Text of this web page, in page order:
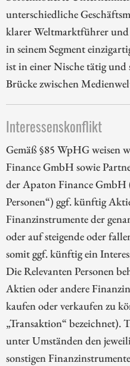
unterschiedliche
klarer Weltmarktführer
in seinem Segment
ist in einer Nische tätig und
Brücke zwischen
Interessenskonflikt
Gemäß §85 WpHG weisen
Finance GmbH sowie
der Apaton Finance GmbH
Personen“) ggf. künftig
Finanzinstrumente der
oder auf steigende oder
somit ggf. künftig ein
Die Relevanten Personen
Aktien oder andere
kaufen oder verkaufen zu
„Transaktion“ bezeichnet).
unter Umständen den
sonstigen